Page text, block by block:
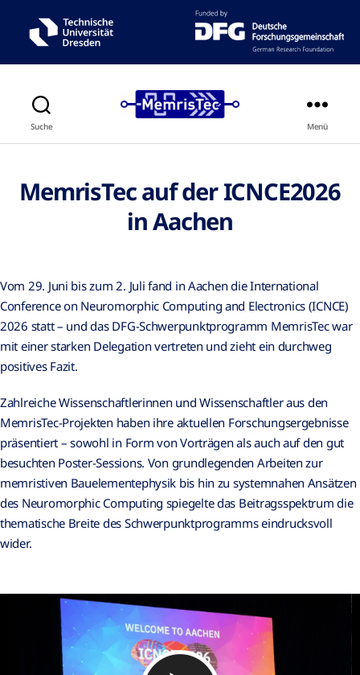
Suche Menü
MemrisTec auf der ICNCE2026
in Aachen
Vom 29. Juni bis zum 2. Juli fand in Aachen die International
Conference on Neuromorphic Computing and Electronics (ICNCE)
2026 statt – und das DFG-Schwerpunktprogramm MemrisTec war
mit einer starken Delegation vertreten und zieht ein durchweg
positives Fazit.
Zahlreiche Wissenschaftlerinnen und Wissenschaftler aus den
MemrisTec-Projekten haben ihre aktuellen Forschungsergebnisse
präsentiert – sowohl in Form von Vorträgen als auch auf den gut
besuchten Poster-Sessions. Von grundlegenden Arbeiten zur
memristiven Bauelementephysik bis hin zu systemnahen Ansätzen
des Neuromorphic Computing spiegelte das Beitragsspektrum die
thematische Breite des Schwerpunktprogramms eindrucksvoll
wider.